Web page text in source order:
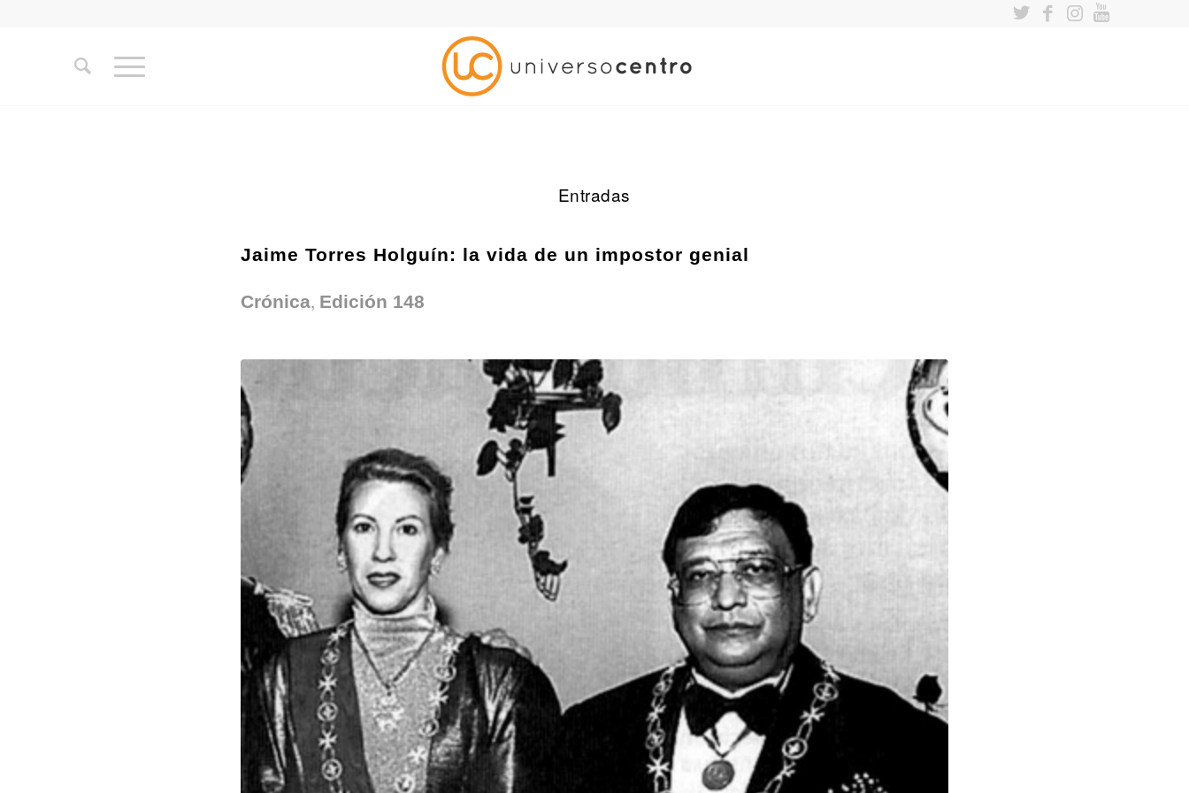
Entradas
Jaime Torres Holguín: la vida de un impostor genial
Crónica, Edición 148